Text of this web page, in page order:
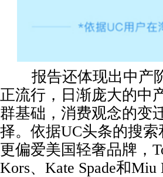
报告还体现出中产阶
正流行，日渐庞大的中
群基础，消费观念的变
择。依据UC头条的搜
更偏爱美国轻奢品牌，
Kors、Kate Spade和